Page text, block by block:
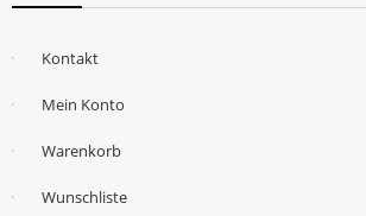
Kontakt
Mein Konto
Warenkorb
Wunschliste